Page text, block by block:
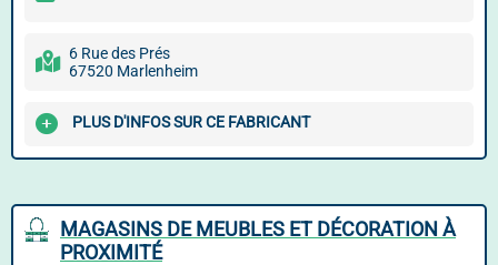
6 Rue des Prés
67520 Marlenheim
PLUS D'INFOS SUR CE FABRICANT
MAGASINS DE MEUBLES ET DÉCORATION À
PROXIMITÉ